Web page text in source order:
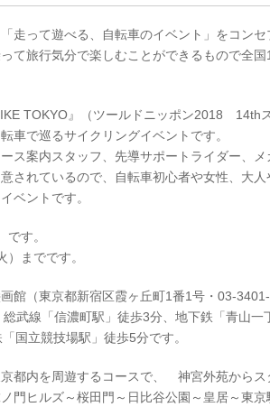
走って遊べる、自転車のイベント」をコン
て旅行気分で楽しむことができるもので全
TOKYO』（ツールドニッポン2018 14th
車で巡るサイクリングイベントです。
ス案内スタッフ、先導サポートライダー、
されているので、自転車初心者や女性、大
ベントです。
す。
までです。
館（東京都新宿区霞ヶ丘町1番1号・03-3401-
武線「信濃町駅」徒歩3分、地下鉄「青山一
国立競技場駅」徒歩5分です。
都内を周遊するコースで、 神宮外苑からス
門ヒルズ～桜田門～日比谷公園～皇居～東